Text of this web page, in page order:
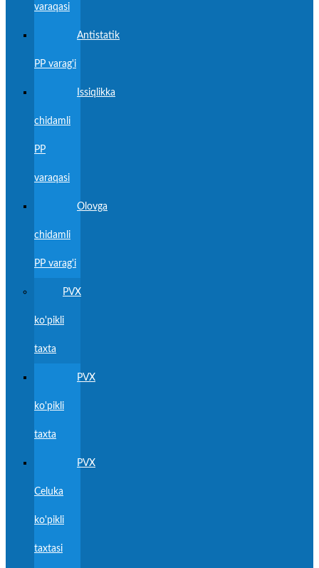
varaqasi
Antistatik
PP varag'i
Issiqlikka
chidamli
PP
varaqasi
Olovga
chidamli
PP varag'i
PVX
ko'pikli
taxta
PVX
ko'pikli
taxta
PVX
Celuka
ko'pikli
taxtasi